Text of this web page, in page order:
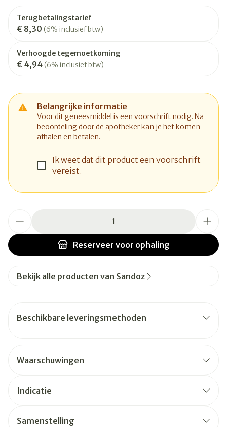
Terugbetalingstarief
€ 8,30 (6% inclusief btw)
Verhoogde tegemoetkoming
€ 4,94(6% inclusief btw)
Belangrijke informatie
Voor dit geneesmiddel is een voorschrift nodig. Na
beoordeling door de apotheker kan je het komen
afhalen en betalen.
Ik weet dat dit product een voorschrift
vereist.
Reserveer voor ophaling
Bekijk alle producten van Sandoz
Beschikbare leveringsmethoden
Waarschuwingen
Indicatie
Samenstelling